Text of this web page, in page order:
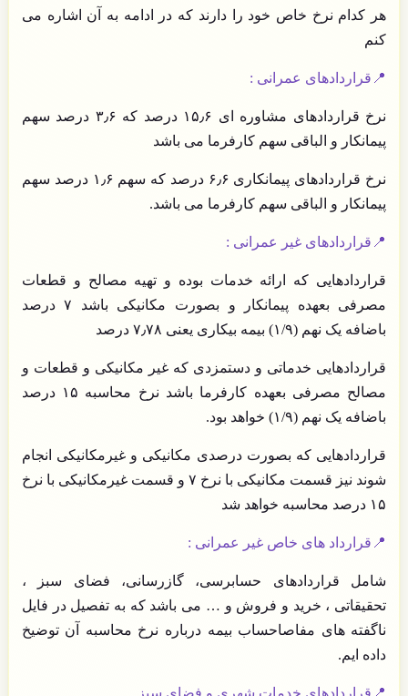
هر کدام نرخ خاص خود را دارند که در ادامه به آن اشاره می
کنم
📍قراردادهای عمرانی :
نرخ قراردادهای مشاوره ای ۱۵٫۶ درصد که ۳٫۶ درصد سهم
پیمانکار و الباقی سهم کارفرما می باشد
نرخ قراردادهای پیمانکاری ۶٫۶ درصد که سهم ۱٫۶ درصد سهم
پیمانکار و الباقی سهم کارفرما می باشد.
📍قراردادهای غیر عمرانی :
قراردادهایی که ارائه خدمات بوده و تهیه مصالح و قطعات
مصرفی بعهده پیمانکار و بصورت مکانیکی باشد ۷ درصد
باضافه یک نهم (۱/۹) بیمه بیکاری یعنی ۷٫۷۸ درصد
قراردادهایی خدماتی و دستمزدی که غیر مکانیکی و قطعات و
مصالح مصرفی بعهده کارفرما باشد نرخ محاسبه ۱۵ درصد
باضافه یک نهم (۱/۹) خواهد بود.
قراردادهایی که بصورت درصدی مکانیکی و غیرمکانیکی انجام
شوند نیز قسمت مکانیکی با نرخ ۷ و قسمت غیرمکانیکی با نرخ
۱۵ درصد محاسبه خواهد شد
📍قرارداد های خاص غیر عمرانی :
شامل قراردادهای حسابرسی، گازرسانی، فضای سبز ،
تحقیقاتی ، خرید و فروش و … می باشد که به تفصیل در فایل
ناگفته های مفاصاحساب بیمه درباره نرخ محاسبه آن توضیخ
داده ایم.
📍قراردادهای خدمات شهری و فضای سبز